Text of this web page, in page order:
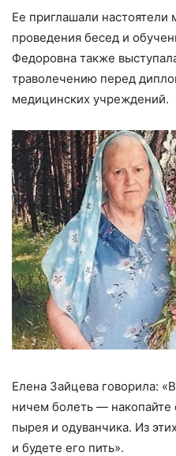
Ее приглашали
проведения бесед и
Федоровна также
траволечению перед
медицинских учреждений.
Елена Зайцева говорила:
ничем болеть — накопайте
пырея и одуванчика. Из
и будете его пить».